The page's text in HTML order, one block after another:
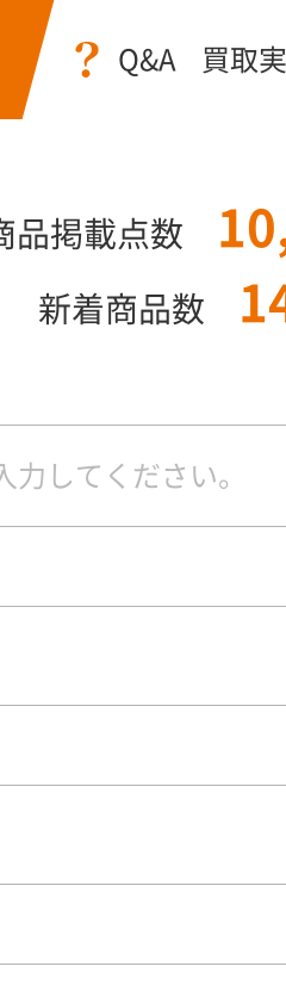
Q&A 買取
品掲載点数
新着商品数